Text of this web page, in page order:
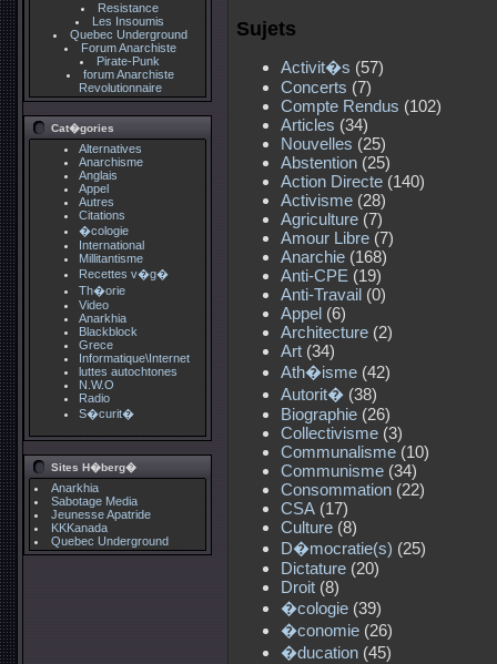
Resistance
Les Insoumis
Quebec Underground
Forum Anarchiste
Pirate-Punk
forum Anarchiste
Revolutionnaire
Cat�gories
Alternatives
Anarchisme
Anglais
Appel
Autres
Citations
�cologie
International
Millitantisme
Recettes v�g�
Th�orie
Video
Anarkhia
Blackblock
Grece
Informatique\Internet
luttes autochtones
N.W.O
Radio
S�curit�
Sites H�berg�
Anarkhia
Sabotage Media
Jeunesse Apatride
KKKanada
Quebec Underground
Sujets
Activit�s (57)
Concerts (7)
Compte Rendus (102)
Articles (34)
Nouvelles (25)
Abstention (25)
Action Directe (140)
Activisme (28)
Agriculture (7)
Amour Libre (7)
Anarchie (168)
Anti-CPE (19)
Anti-Travail (0)
Appel (6)
Architecture (2)
Art (34)
Ath�isme (42)
Autorit� (38)
Biographie (26)
Collectivisme (3)
Communalisme (10)
Communisme (34)
Consommation (22)
CSA (17)
Culture (8)
D�mocratie(s) (25)
Dictature (20)
Droit (8)
�cologie (39)
�conomie (26)
�ducation (45)